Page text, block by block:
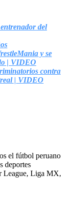
del
y se
| VIDEO
contra
| VIDEO
el fútbol peruano
deportes
League, Liga MX,